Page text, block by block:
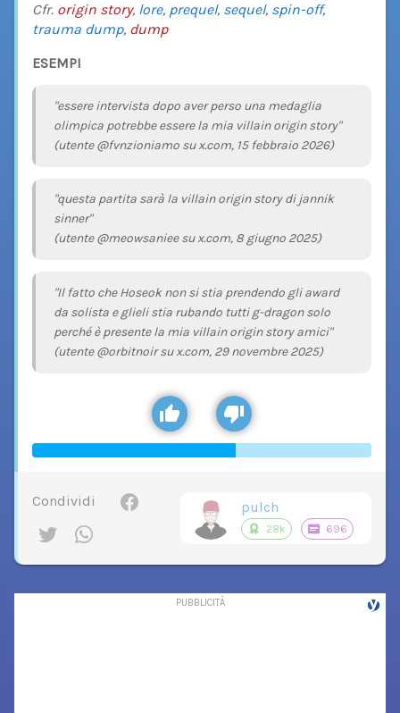
Cfr. origin story, lore, prequel, sequel, spin-off,
trauma dump, dump
ESEMPI
"essere intervista dopo aver perso una medaglia
olimpica potrebbe essere la mia villain origin story"
(utente @fvnzioniamo su x.com, 15 febbraio 2026)
"questa partita sarà la villain origin story di jannik
sinner"
(utente @meowsaniee su x.com, 8 giugno 2025)
"Il fatto che Hoseok non si stia prendendo gli award
da solista e glieli stia rubando tutti g-dragon solo
perché è presente la mia villain origin story amici"
(utente @orbitnoir su x.com, 29 novembre 2025)
Condividi pulch
28k 696